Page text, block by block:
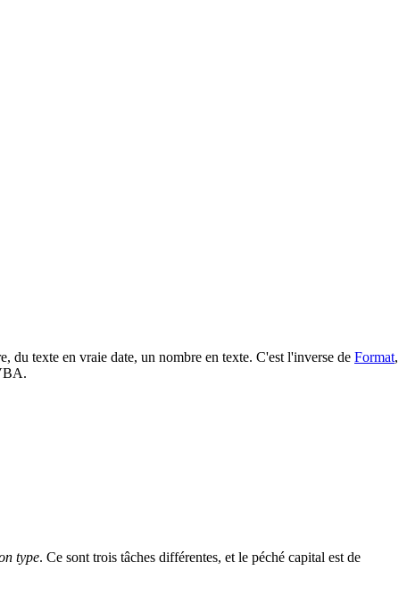
du texte en vraie date, un nombre en texte. C'est l'inverse de Format,
type. Ce sont trois tâches différentes, et le péché capital est de